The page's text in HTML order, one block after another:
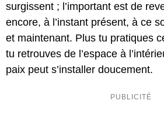
surgissent ; l’important est de
encore, à l’instant présent, à ce
et maintenant. Plus tu pratiques
tu retrouves de l’espace à
paix peut s’installer doucement.